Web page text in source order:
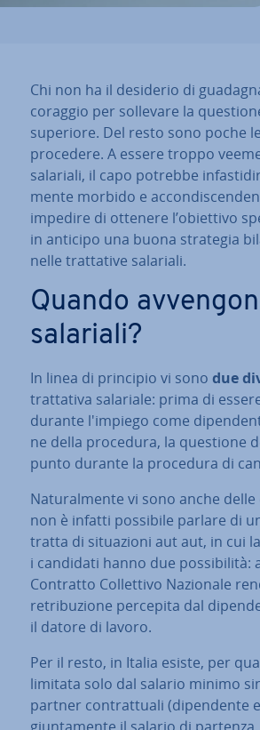
Chi non ha il desiderio di
coraggio per sollevare la
superiore. Del resto sono poche
procedere. A essere troppo
salariali, il capo potrebbe
men­te morbido e
impedire di ottenere l’obiettivo
in anticipo una buona strategia
nelle trat­ta­ti­ve salariali.
Quando
salariali?
In linea di principio vi sono due
trat­ta­ti­va salariale: prima di
durante l'impiego come
ne della procedura, la questione
punto durante la procedura di
Na­tu­ral­men­te vi sono anche
non è infatti possibile parlare di
tratta di si­tua­zio­ni aut aut, in cui
i candidati hanno due pos­si­bi­li­tà:
Contratto Col­let­ti­vo Nazionale
re­tri­bu­zio­ne percepita dal
il datore di lavoro.
Per il resto, in Italia esiste, per
limitata solo dal salario minimo
partner con­trat­tua­li (di­pen­den­te